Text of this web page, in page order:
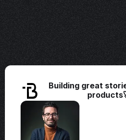
Building great